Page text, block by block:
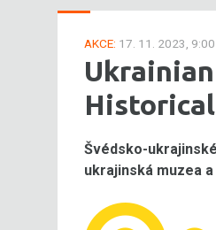
AKCE: 17. 11. 2023,
Švédsko-
ukrajinská muzea